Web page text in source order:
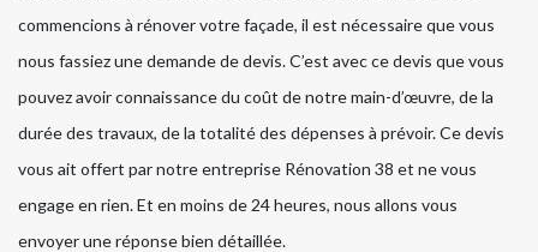
commencions à rénover votre façade, il est nécessaire que vous
nous fassiez une demande de devis. C’est avec ce devis que vous
pouvez avoir connaissance du coût de notre main-d’œuvre, de la
durée des travaux, de la totalité des dépenses à prévoir. Ce devis
vous ait offert par notre entreprise Rénovation 38 et ne vous
engage en rien. Et en moins de 24 heures, nous allons vous
envoyer une réponse bien détaillée.